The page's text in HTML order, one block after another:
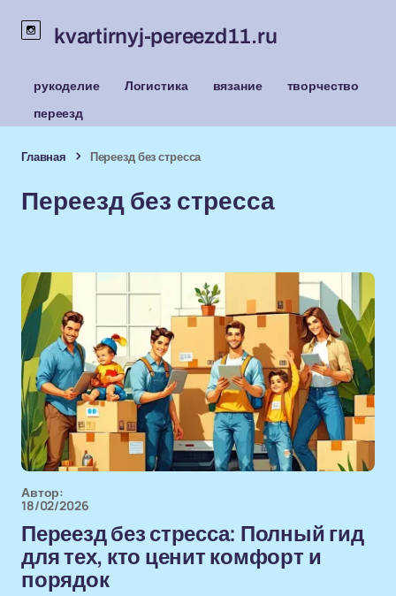
kvartirnyj-pereezd11.ru
рукоделие Логистика вязание
творчество
переезд
Главная Переезд без стресса
Переезд без стресса
Автор:
18/02/2026
Переезд без стресса: Полный гид
для тех, кто ценит комфорт и
порядок